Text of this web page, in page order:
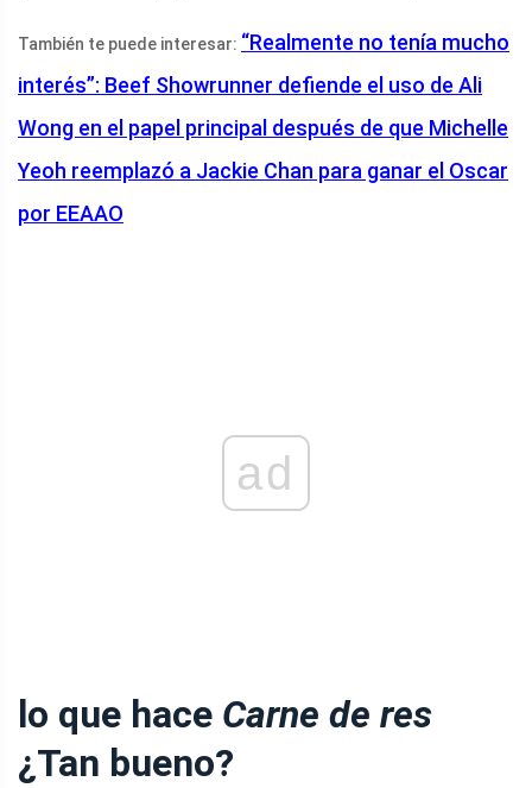
También te puede interesar: “Realmente no tenía mucho
interés”: Beef Showrunner defiende el uso de Ali
Wong en el papel principal después de que Michelle
Yeoh reemplazó a Jackie Chan para ganar el Oscar
por EEAAO
ad
lo que hace Carne de res
¿Tan bueno?